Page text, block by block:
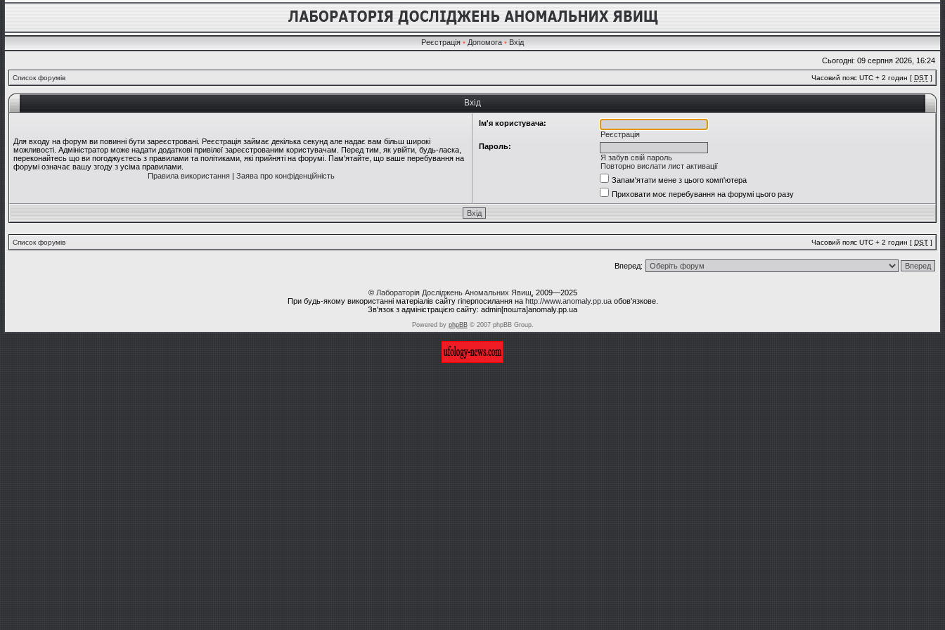
Реєстрація • Допомога • Вхід
Сьогодні: 09 серпня 2026, 16:24
Список форумів Часовий пояс UTC + 2 годин [ DST ]
Вхід
Для входу на форум ви повинні бути зареєстровані. Реєстрація займає декілька секунд але надає вам більш широкі
можливості. Адміністратор може надати додаткові привілеї зареєстрованим користувачам. Перед тим, як увійти, будь-ласка,
переконайтесь що ви погоджуєтесь з правилами та політиками, які прийняті на форумі. Пам'ятайте, що ваше перебування на
форумі означає вашу згоду з усіма правилами.
Правила використання| Заява про конфіденційність
Ім'я користувача:
Реєстрація
Пароль:
Я забув свій пароль
Повторно вислати лист активації
Запам'ятати мене з цього комп'ютера
Приховати моє перебування на форумі цього разу
Список форумів Часовий пояс UTC + 2 годин [ DST ]
Вперед:
© Лабораторія Досліджень Аномальних Явищ , 2009—2025
При будь-якому використанні матеріалів сайту гіперпосилання на http://www.anomaly.pp.uaобов'язкове.
Зв'язок з адміністрацією сайту: admin[пошта]anomaly.pp.ua
Powered by phpBB© 2007 phpBB Group.